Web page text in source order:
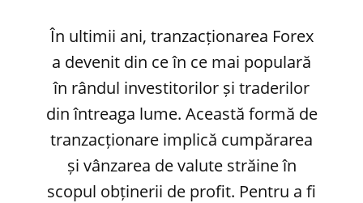
În ultimii ani, tranzacționarea Forex
a devenit din ce în ce mai populară
în rândul investitorilor și traderilor
din întreaga lume. Această formă de
tranzacționare implică cumpărarea
și vânzarea de valute străine în
scopul obținerii de profit. Pentru a fi